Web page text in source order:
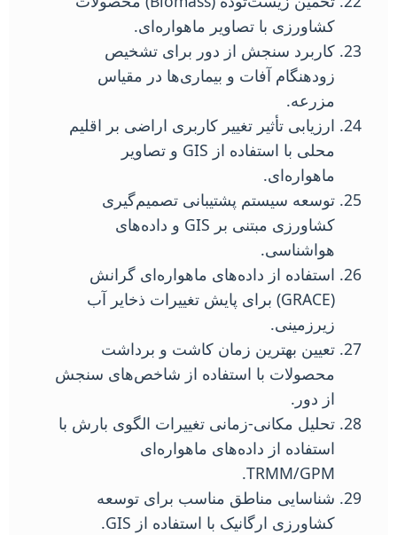
کشاورزی با تصاویر ماهواره‌ای.
کاربرد سنجش از دور برای تشخیص
زودهنگام آفات و بیماری‌ها در مقیاس
مزرعه.
ارزیابی تأثیر تغییر کاربری اراضی بر اقلیم
محلی با استفاده از GIS و تصاویر
ماهواره‌ای.
توسعه سیستم پشتیبانی تصمیم‌گیری
کشاورزی مبتنی بر GIS و داده‌های
هواشناسی.
استفاده از داده‌های ماهواره‌ای گرانش
(GRACE) برای پایش تغییرات ذخایر آب
زیرزمینی.
تعیین بهترین زمان کاشت و برداشت
محصولات با استفاده از شاخص‌های سنجش
از دور.
تحلیل مکانی-زمانی تغییرات الگوی بارش با
استفاده از داده‌های ماهواره‌ای
TRMM/GPM.
شناسایی مناطق مناسب برای توسعه
کشاورزی ارگانیک با استفاده از GIS.